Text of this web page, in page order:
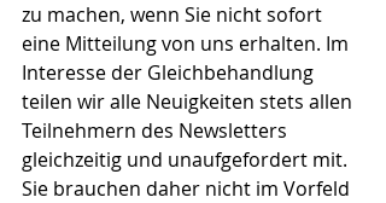
zu machen, wenn Sie nicht sofort
eine Mitteilung von uns erhalten. Im
Interesse der Gleichbehandlung
teilen wir alle Neuigkeiten stets allen
Teilnehmern des Newsletters
gleichzeitig und unaufgefordert mit.
Sie brauchen daher nicht im Vorfeld